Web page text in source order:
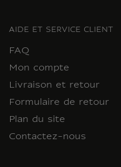
AIDE ET SERVICE CLIENT
FAQ
Mon compte
Livraison et retour
Formulaire de retour
Plan du site
Contactez-nous